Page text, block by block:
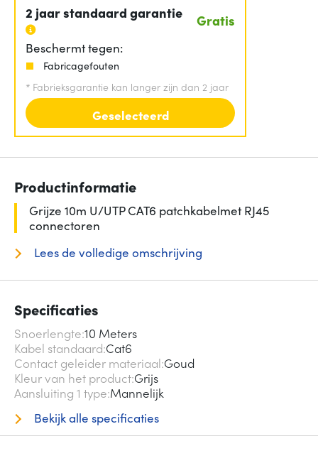
2 jaar standaard garantie Gratis
Beschermt tegen:
Fabricagefouten
* Fabrieksgarantie kan langer zijn dan 2 jaar
Geselecteerd
Productinformatie
Grijze 10m U/UTP CAT6 patchkabelmet RJ45
connectoren
Lees de volledige omschrijving
Specificaties
Snoerlengte 10 Meters
Kabel standaard Cat6
Contact geleider materiaal Goud
Kleur van het product Grijs
Aansluiting 1 type Mannelijk
Bekijk alle specificaties